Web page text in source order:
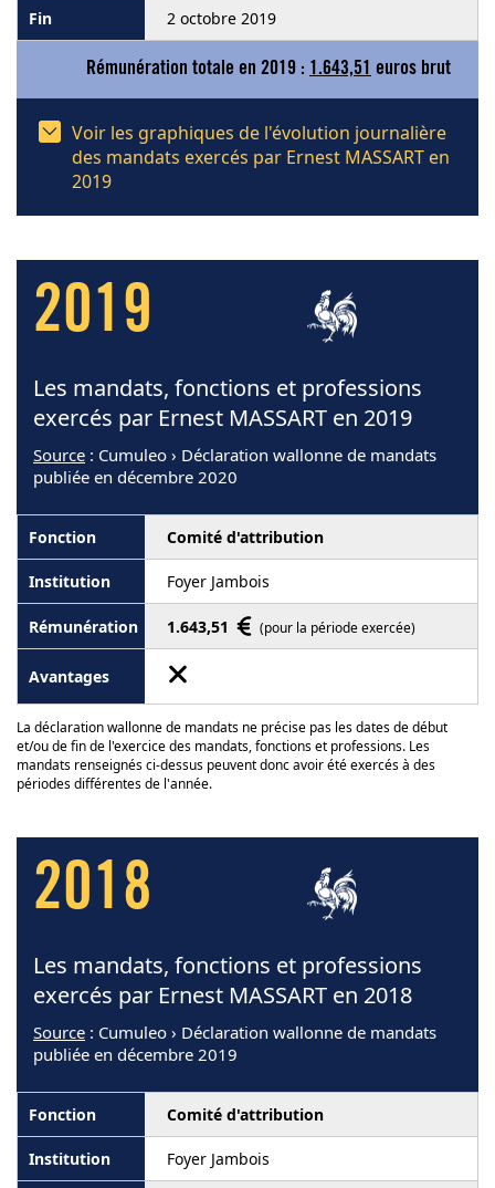
2 octobre 2019
Rémunération totale en 2019 : 1.643,51 euros brut
Voir les graphiques de l'évolution journalière
des mandats exercés par Ernest MASSART en
2019
2019
Les mandats, fonctions et professions
exercés par Ernest MASSART en 2019
Source : Cumuleo › Déclaration wallonne de mandats
publiée en décembre 2020
Comité d'attribution
Foyer Jambois
1.643,51 (pour la période exercée)
La déclaration wallonne de mandats ne précise pas les dates de début
et/ou de fin de l'exercice des mandats, fonctions et professions. Les
mandats renseignés ci-dessus peuvent donc avoir été exercés à des
périodes différentes de l'année.
2018
Les mandats, fonctions et professions
exercés par Ernest MASSART en 2018
Source : Cumuleo › Déclaration wallonne de mandats
publiée en décembre 2019
Comité d'attribution
Foyer Jambois